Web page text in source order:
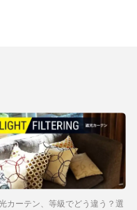
カーテン、等級でどう違う？選